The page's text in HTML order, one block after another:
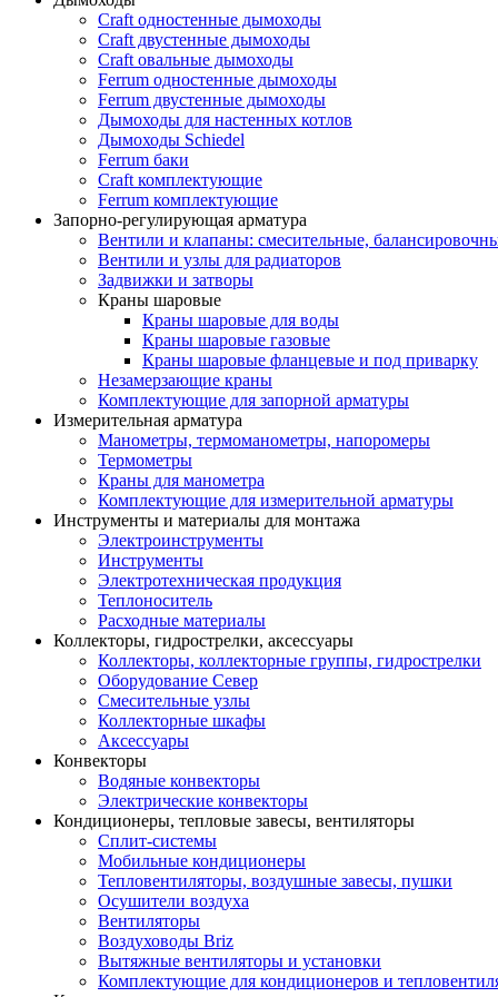
Craft одностенные дымоходы
Craft двустенные дымоходы
Craft овальные дымоходы
Ferrum одностенные дымоходы
Ferrum двустенные дымоходы
Дымоходы для настенных котлов
Дымоходы Schiedel
Ferrum баки
Craft комплектующие
Ferrum комплектующие
Запорно-регулирующая арматура
Вентили и клапаны: смесительные,
Вентили и узлы для радиаторов
Задвижки и затворы
Краны шаровые
Краны шаровые для воды
Краны шаровые газовые
Краны шаровые фланцевые и под приварку
Незамерзающие краны
Комплектующие для запорной арматуры
Измерительная арматура
Манометры, термоманометры, напоромеры
Термометры
Краны для манометра
Комплектующие для измерительной арматуры
Инструменты и материалы для монтажа
Электроинструменты
Инструменты
Электротехническая продукция
Теплоноситель
Расходные материалы
Коллекторы, гидрострелки, аксессуары
Коллекторы, коллекторные группы, гидрострелки
Оборудование Север
Смесительные узлы
Коллекторные шкафы
Аксессуары
Конвекторы
Водяные конвекторы
Электрические конвекторы
Кондиционеры, тепловые завесы, вентиляторы
Сплит-системы
Мобильные кондиционеры
Тепловентиляторы, воздушные завесы, пушки
Осушители воздуха
Вентиляторы
Воздуховоды Briz
Вытяжные вентиляторы и установки
Комплектующие для кондиционеров и